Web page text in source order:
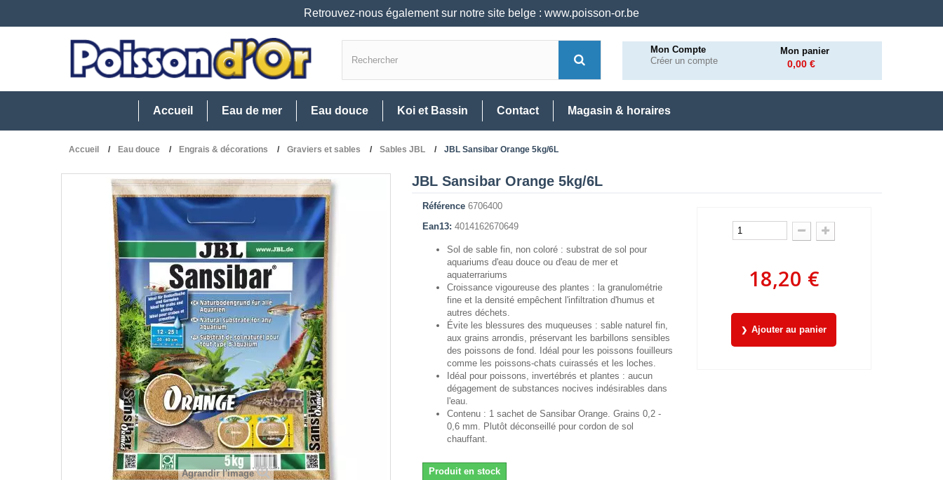
Retrouvez-nous également sur notre site belge : www.poisson-or.be
Mon Compte
Créer un compte
Mon panier
0,00 €
Accueil Eau de mer Eau douce Koi et Bassin Contact Magasin & horaires
Accueil Eau douce Engrais & décorations Graviers et sables Sables JBL JBL Sansibar Orange 5kg/6L
Agrandir l'image
JBL Sansibar Orange 5kg/6L
Référence 6706400
Ean13: 4014162670649
Sol de sable fin, non coloré : substrat de sol pour
aquariums d'eau douce ou d'eau de mer et
aquaterrariums
Croissance vigoureuse des plantes : la granulométrie
fine et la densité empêchent l'infiltration d'humus et
autres déchets.
Évite les blessures des muqueuses : sable naturel fin,
aux grains arrondis, préservant les barbillons sensibles
des poissons de fond. Idéal pour les poissons fouilleurs
comme les poissons-chats cuirassés et les loches.
Idéal pour poissons, invertébrés et plantes : aucun
dégagement de substances nocives indésirables dans
l'eau.
Contenu : 1 sachet de Sansibar Orange. Grains 0,2 -
0,6 mm. Plutôt déconseillé pour cordon de sol
chauffant.
Produit en stock
18,20 €
Ajouter au panier